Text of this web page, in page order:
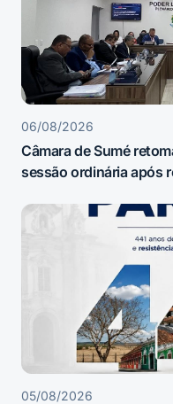
06/08/2026
Câmara de Sumé
sessão ordinária após
05/08/2026